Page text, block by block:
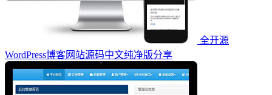
全开源
WordPress博客网站源码中文纯净版分享